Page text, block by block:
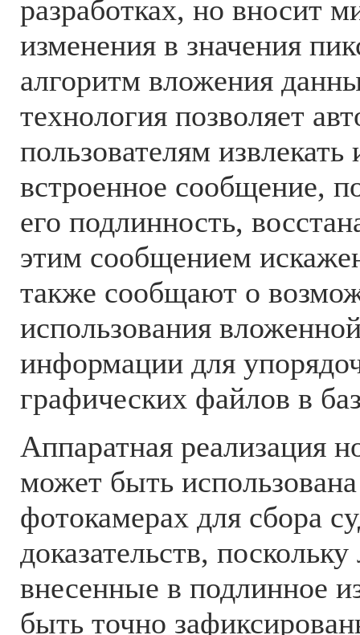
разработках, но вносит
изменения в значения
алгоритм вложения
технология позволяет
пользователям
встроенное сообщение,
его подлинность,
этим сообщением
также сообщают о
использования
информации для
графических файлов в
Аппаратная реализация
может быть
фотокамерах для сбора
доказательств,
внесенные в подлинное
быть точно